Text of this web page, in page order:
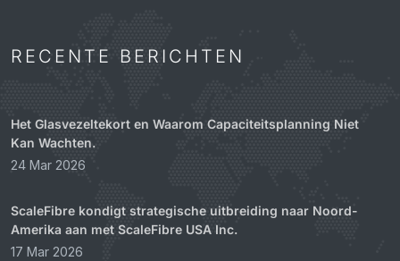
RECENTE BERICHTEN
Het Glasvezeltekort en Waarom Capaciteitsplanning Niet
Kan Wachten.
24 Mar 2026
ScaleFibre kondigt strategische uitbreiding naar Noord-
Amerika aan met ScaleFibre USA Inc.
17 Mar 2026